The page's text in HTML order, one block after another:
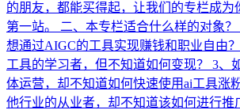
的朋友，都能买得起，让我们的专栏成为
第一站。 二、本专栏适合什么样的对象？
想通过AIGC的工具实现赚钱和职业自由
工具的学习者，但不知道如何变现？ 3、
体运营，却不知道如何快速使用ai工具涨
他行业的从业者，却不知道该如何进行推